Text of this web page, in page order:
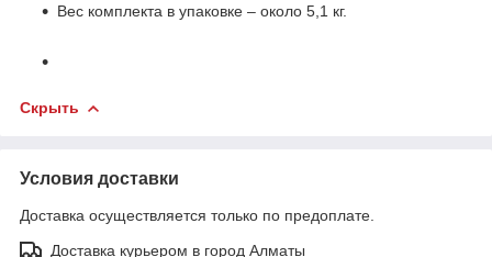
Вес комплекта в упаковке – около 5,1 кг.
Скрыть
Условия доставки
Доставка осуществляется только по предоплате.
Доставка курьером в город Алматы